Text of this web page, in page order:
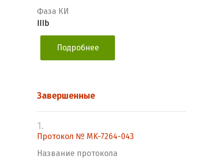
Фаза КИ
IIIb
Подробнее
Завершенные
1.
Протокол № MK-7264-043
Название протокола